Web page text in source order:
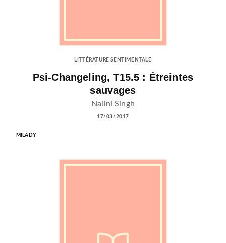
LITTÉRATURE SENTIMENTALE
Psi-Changeling, T15.5 : Étreintes
sauvages
Nalini Singh
17/03/2017
MILADY